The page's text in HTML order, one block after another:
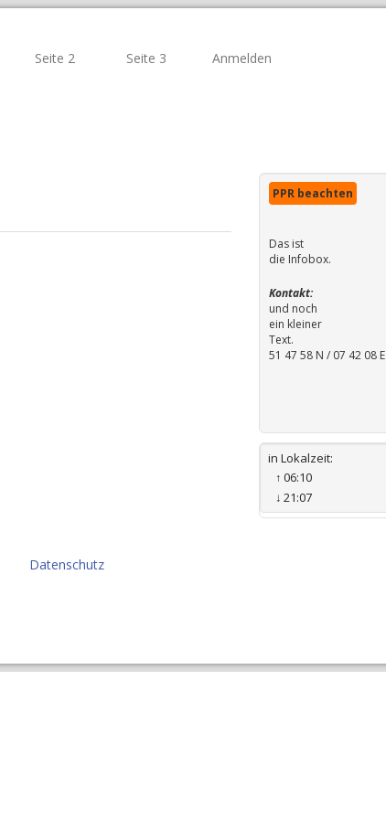
Seite 2 Seite 3 Anmelden
PPR beachten
Das ist
die Infobox.
Kontakt:
und noch
ein kleiner
Text.
51 47 58 N / 07 42 08 E
in Lokalzeit:
↑ 06:10
↓ 21:07
Datenschutz